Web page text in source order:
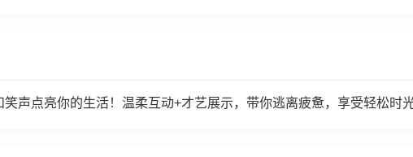
声点亮你的生活！温柔互动+才艺展示，带你逃离疲惫，享受轻松时